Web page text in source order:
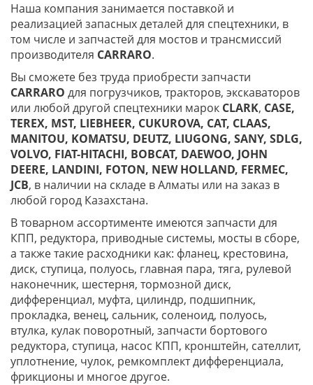
Наша компания занимается поставкой и
реализацией запасных деталей для спецтехники, в
том числе и запчастей для мостов и трансмиссий
производителя CARRARO.
Вы сможете без труда приобрести запчасти
CARRARO для погрузчиков, тракторов, экскаваторов
или любой другой спецтехники марок CLARK, CASE,
TEREX, MST, LIEBHEER, CUKUROVA, CAT, CLAAS,
MANITOU, KOMATSU, DEUTZ, LIUGONG, SANY, SDLG,
VOLVO, FIAT-HITACHI, BOBCAT, DAEWOO, JOHN
DEERE, LANDINI, FOTON, NEW HOLLAND, FERMEС,
JCB, в наличии на складе в Алматы или на заказ в
любой город Казахстана.
В товарном ассортименте имеются запчасти для
КПП, редуктора, приводные системы, мосты в сборе,
а также такие расходники как: фланец, крестовина,
диск, ступица, полуось, главная пара, тяга, рулевой
наконечник, шестерня, тормозной диск,
дифференциал, муфта, цилиндр, подшипник,
прокладка, венец, сальник, соленоид, полуось,
втулка, кулак поворотный, запчасти бортового
редуктора, ступица, насос КПП, кронштейн, сателлит,
уплотнение, чулок, ремкомплект дифференциала,
фрикционы и многое другое.